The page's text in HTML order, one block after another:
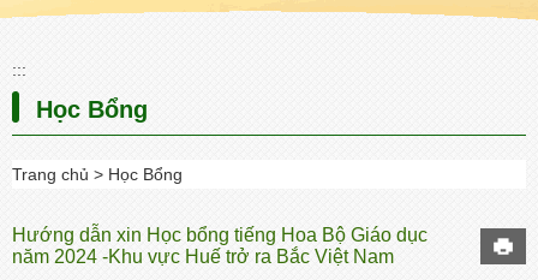
:::
Học Bổng
Trang chủ Học Bổng
Hướng dẫn xin Học bổng tiếng Hoa Bộ Giáo dục
năm 2024 -Khu vực Huế trở ra Bắc Việt Nam